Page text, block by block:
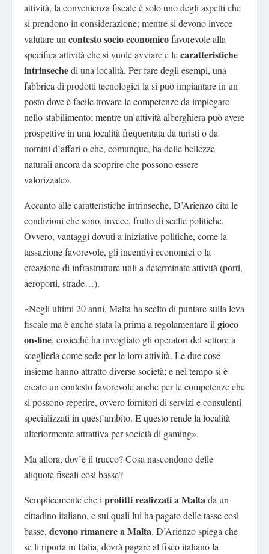
attività, la convenienza fiscale è solo uno degli aspetti che
si prendono in considerazione; mentre si devono invece
valutare un contesto socio economicofavorevole alla
specifica attività che si vuole avviare e lecaratteristiche
intrinsechedi una località. Per fare degli esempi, una
fabbrica di prodotti tecnologici la si può impiantare in un
posto dove è facile trovare le competenze da impiegare
nello stabilimento; mentre un’attività alberghiera può avere
prospettive in una località frequentata da turisti o da
uomini d’affari o che, comunque, ha delle bellezze
naturali ancora da scoprire che possono essere
valorizzate».
Accanto alle caratteristiche intrinseche, D’Arienzo cita le
condizioni che sono, invece, frutto di scelte politiche.
Ovvero, vantaggi dovuti a iniziative politiche, come la
tassazione favorevole, gli incentivi economici o la
creazione di infrastrutture utili a determinate attività (porti,
aeroporti, strade…).
«Negli ultimi 20 anni, Malta ha scelto di puntare sulla leva
fiscale ma è anche stata la prima a regolamentare il gioco
on-line, cosicché ha invogliato gli operatori del settore a
sceglierla come sede per le loro attività. Le due cose
insieme hanno attratto diverse società; e nel tempo si è
creato un contesto favorevole anche per le competenze che
si possono reperire, ovvero fornitori di servizi e consulenti
specializzati in quest’ambito. E questo rende la località
ulteriormente attrattiva per società di gaming».
Ma allora, dov’è il trucco? Cosa nascondono delle
aliquote fiscali così basse?
Semplicemente che i profitti realizzati a Maltada un
cittadino italiano, e sui quali lui ha pagato delle tasse così
basse, devono rimanere a Malta. D’Arienzo spiega che
se li riporta in Italia, dovrà pagare al fisco italiano la